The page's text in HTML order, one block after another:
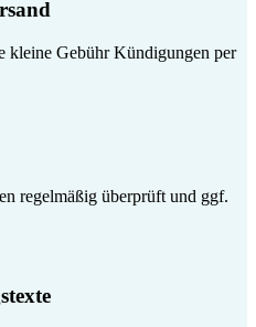
kleine Gebühr Kündigungen per
regelmäßig überprüft und ggf.